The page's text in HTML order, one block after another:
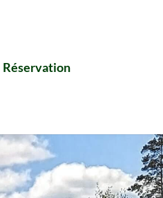
Réservation